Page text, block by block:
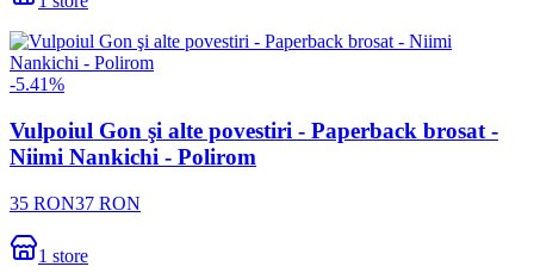
-5.41%
Vulpoiul Gon şi alte povestiri - Paperback brosat -
Niimi Nankichi - Polirom
35 RON37 RON
1 store